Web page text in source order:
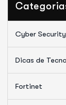
Cyber Security
Dicas de
Fortinet